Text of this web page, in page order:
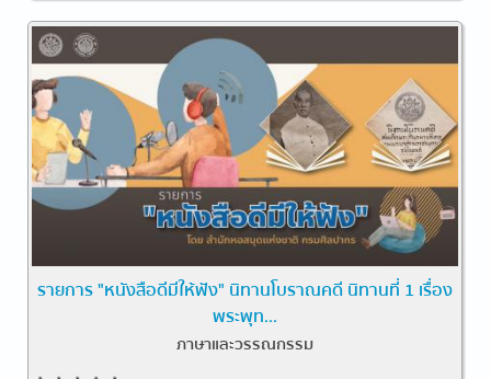
รายการ "หนังสือดีมีให้ฟัง" นิทานโบราณคดี นิทานที่ 1 เรื่อง
พระพุท...
ภาษาและวรรณกรรม